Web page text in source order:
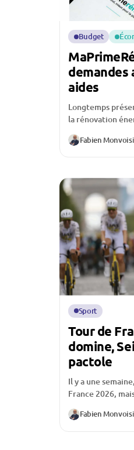
Budget
demandes
aides
Longtemps
la rénovation
MaPrimeRénov’
particulièrement
Fabien
Sport
Tour de
domine,
pactole
Il y a une
France 2026,
sont pas les
Fabien